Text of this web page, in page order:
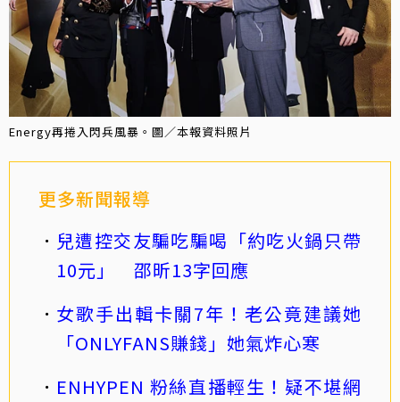
Energy再捲入閃兵風暴。圖／本報資料照片
更多新聞報導
兒遭控交友騙吃騙喝「約吃火鍋只帶
10元」 邵昕13字回應
女歌手出輯卡關7年！老公竟建議她
「ONLYFANS賺錢」她氣炸心寒
ENHYPEN 粉絲直播輕生！疑不堪網